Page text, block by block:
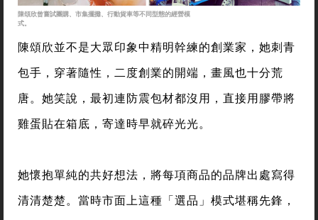
陳頌欣曾嘗試團購、市集擺攤、行動貨車等不同型態的經營模
式。
陳頌欣並不是大眾印象中精明幹練的創業家，她刺青
包手，穿著隨性，二度創業的開端，畫風也十分荒
唐。她笑說，最初連防震包材都沒用，直接用膠帶將
雞蛋貼在箱底，寄達時早就碎光光。
她懷抱單純的共好想法，將每項商品的品牌出處寫得
清清楚楚。當時市面上這種「選品」模式堪稱先鋒，